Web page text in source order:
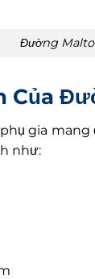
Đường
Của
gia
như: